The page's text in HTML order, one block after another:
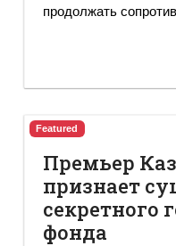
продолжать
Featured
Премьер
признает
секретного
фонда